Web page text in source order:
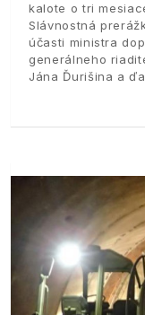
kalote o tri
Slávnostná
účasti ministra
generálneho
Jána Ďurišina a